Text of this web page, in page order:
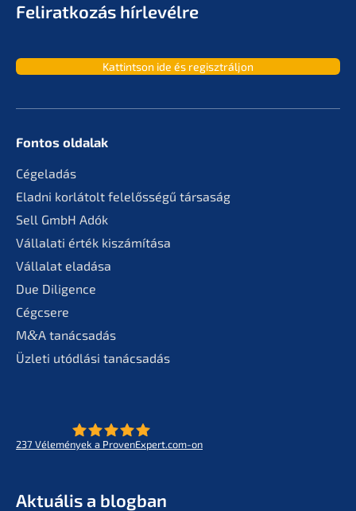
Feliratko­zás hírlevélre
Kattint­son ide és regisztráljon
Fontos oldalak
Cégela­dás
Eladni korlá­tolt felelős­sé­gű társaság
Sell GmbH Adók
Vállala­ti érték kiszámítása
Válla­lat eladása
Due Diligence
Cégcse­re
M&A tanác­sa­dás
Üzleti utódlá­si tanácsadás
237 Vélemé­ny­ek a ProvenExpert.com-on
Aktuá­lis a blogban